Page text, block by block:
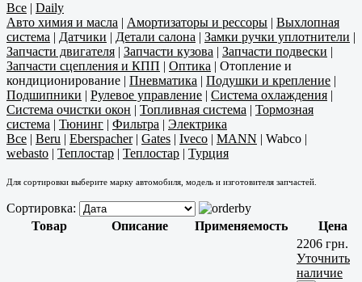
Все | Daily
Авто химия и масла | Амортизаторы и рессоры | Выхлопная
система | Датчики | Детали салона | Замки ручки уплотнители |
Запчасти двигателя | Запчасти кузова | Запчасти подвески |
Запчасти сцепления и КПП | Оптика | Отопление и
кондиционирование | Пневматика | Подушки и крепление |
Подшипники | Рулевое управление | Система охлаждения |
Система очистки окон | Топливная система | Тормозная
система | Тюнинг | Фильтра | Электрика
Все | Beru | Eberspacher| Gates | Iveco | MANN | Wabco |
webasto | Теплостар | Теплостар | Турция
Для сортировки выберите марку автомобиля, модель и изготовителя запчастей.
Сортировка:
Товар
Описание Применяемость Цена
2206 грн.
Уточнить
наличие